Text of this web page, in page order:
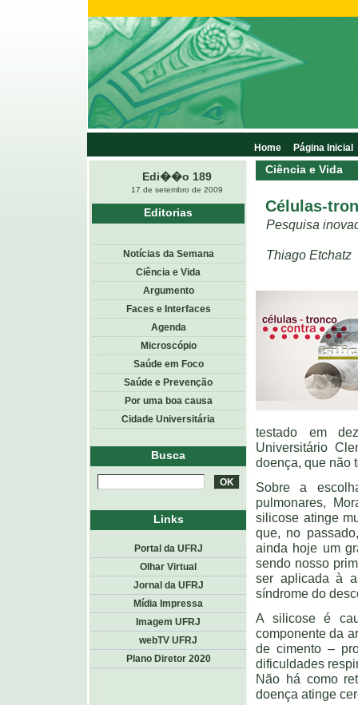
Edi��o 189
17 de setembro de 2009
Ciência e Vida
Células-
Pesquisa
Thiago Etchatz
testado em
Universitário
doença, que não
Sobre a
pulmonares,
silicose atinge
que, no
ainda hoje um
sendo nosso
ser aplicada à
síndrome do
A silicose é
componente da
de cimento –
dificuldades
Não há como
doença atinge
Editorias
Notícias da Semana
Ciência e Vida
Argumento
Faces e Interfaces
Agenda
Microscópio
Saúde em Foco
Saúde e Prevenção
Por uma boa causa
Cidade Universitária
Busca
Home Página Inicial
Links
Portal da UFRJ
Olhar Virtual
Jornal da UFRJ
Mídia Impressa
Imagem UFRJ
webTV UFRJ
Plano Diretor 2020